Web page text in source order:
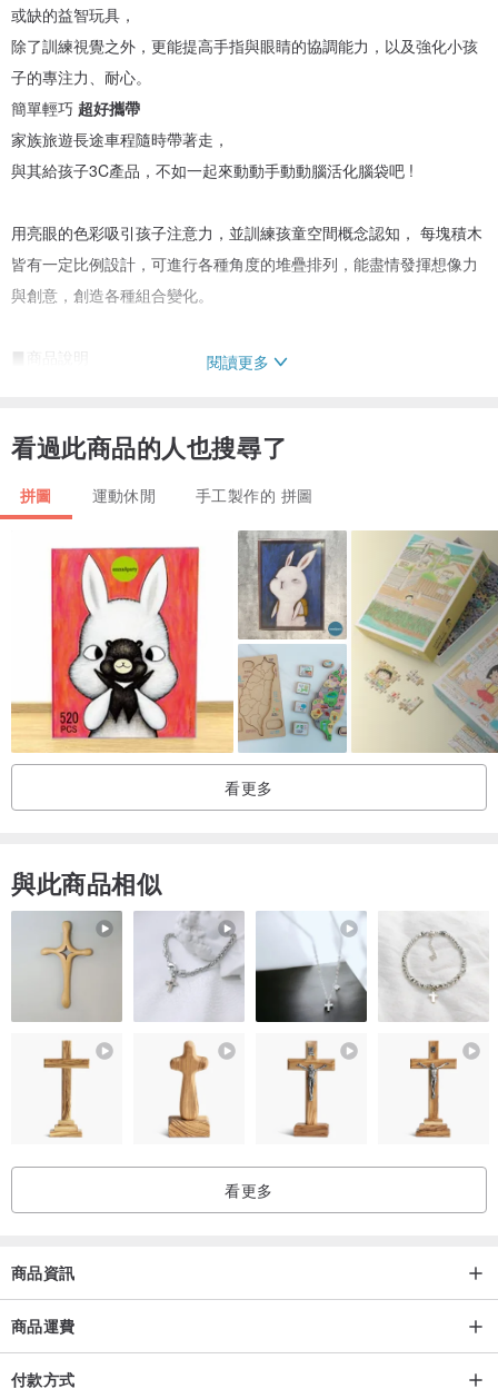
或缺的益智玩具，
除了訓練視覺之外，更能提高手指與眼睛的協調能力，以及強化小孩
子的專注力、耐心。
簡單輕巧 超好攜帶
家族旅遊長途車程隨時帶著走，
與其給孩子3C產品，不如一起來動動手動動腦活化腦袋吧 !
用亮眼的色彩吸引孩子注意力，並訓練孩童空間概念認知， 每塊積木
皆有一定比例設計，可進行各種角度的堆疊排列，能盡情發揮想像力
與創意，創造各種組合變化。
▊商品說明
閱讀更多
看過此商品的人也搜尋了
拼圖 運動休閒 手工製作的 拼圖
看更多
與此商品相似
看更多
商品資訊
商品運費
付款方式